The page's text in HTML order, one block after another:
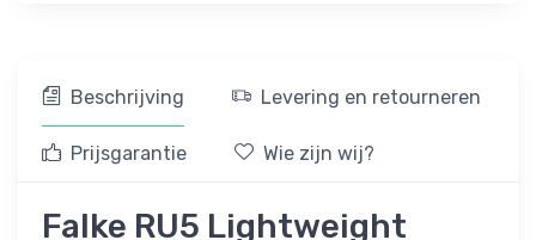
Beschrijving Levering en retourneren
Prijsgarantie Wie zijn wij?
Falke RU5 Lightweight